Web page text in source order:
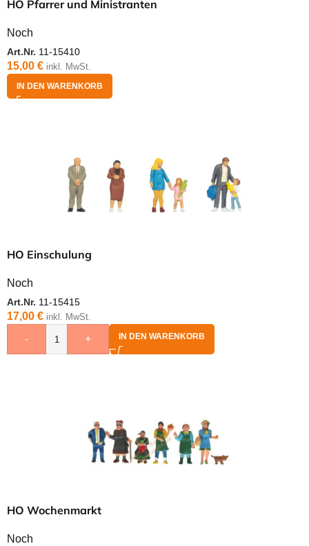
HO Pfarrer und Ministranten
Noch
Art.Nr. 11-15410
15,00 € inkl. MwSt.
IN DEN WARENKORB
HO Einschulung
Noch
Art.Nr. 11-15415
17,00 € inkl. MwSt.
- + IN DEN WARENKORB
HO Wochenmarkt
Noch